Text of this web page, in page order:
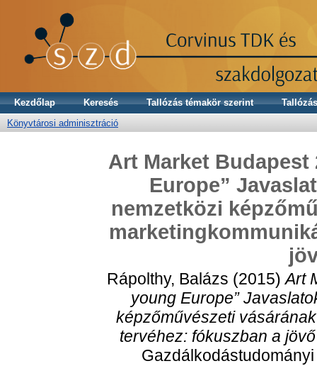
Kezdőlap Keresés Tallózás témakör szerint
Könyvtárosi adminisztráció
Art Market Budapest
Europe”
nemzetközi
Rápolthy, Balázs (2015)Art
young Europe”
képzőművészeti
tervéhez: fókuszban a